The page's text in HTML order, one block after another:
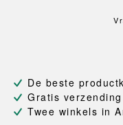
De beste
Gratis
Twee winkels in